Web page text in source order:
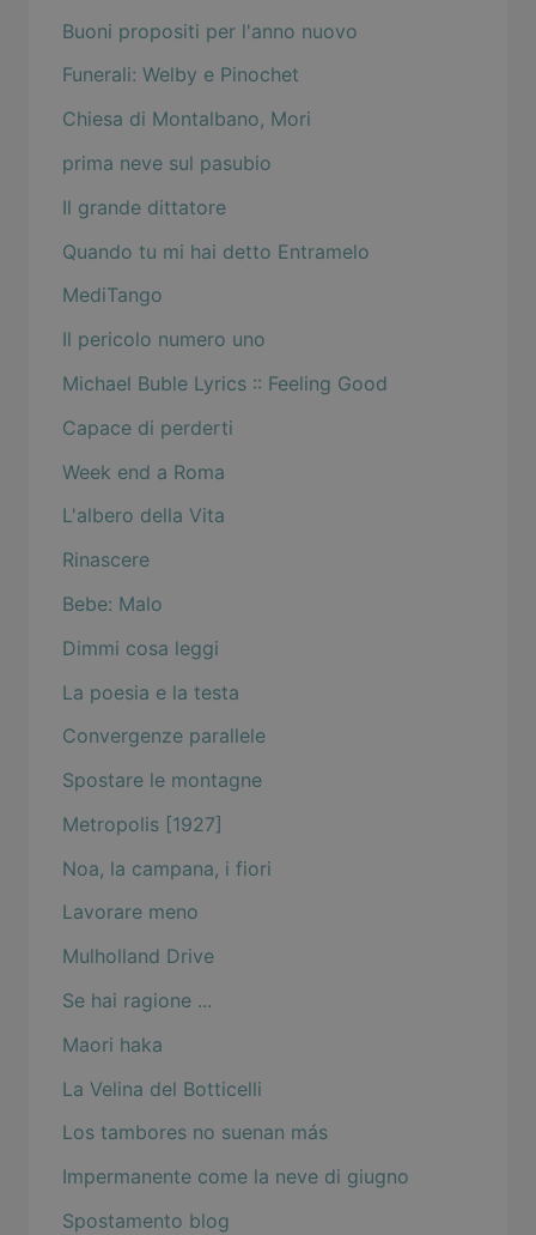
Buoni propositi per l'anno nuovo
Funerali: Welby e Pinochet
Chiesa di Montalbano, Mori
prima neve sul pasubio
Il grande dittatore
Quando tu mi hai detto Entramelo
MediTango
Il pericolo numero uno
Michael Buble Lyrics :: Feeling Good
Capace di perderti
Week end a Roma
L'albero della Vita
Rinascere
Bebe: Malo
Dimmi cosa leggi
La poesia e la testa
Convergenze parallele
Spostare le montagne
Metropolis [1927]
Noa, la campana, i fiori
Lavorare meno
Mulholland Drive
Se hai ragione ...
Maori haka
La Velina del Botticelli
Los tambores no suenan más
Impermanente come la neve di giugno
Spostamento blog